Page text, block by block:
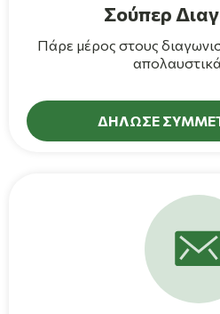
Σούπερ
Πάρε μέρος στους
ΔΗΛΩΣΕ